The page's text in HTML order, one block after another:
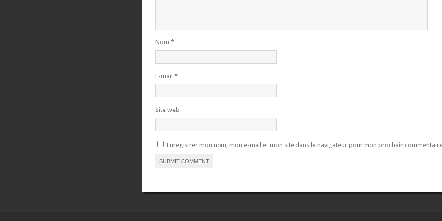
Nom *
E-mail *
Site web
Enregistrer mon nom, mon e-mail et mon site dans le navigateur pour mon prochain